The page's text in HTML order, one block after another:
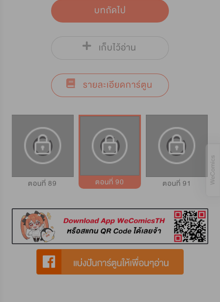
บทถัดไป
เก็บไว้อ่าน
รายละเอียดการ์ตูน
ตอนที่ 89 ตอนที่ 90 ตอนที่ 91